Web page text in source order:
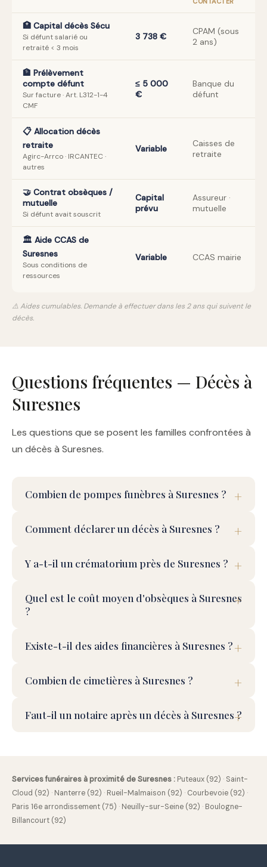
🏥 Capital décès Sécu
Si défunt salarié ou
retraité < 3 mois
3 738 €
CPAM (sous
2 ans)
🏦 Prélèvement
compte défunt
Sur facture · Art. L312-1-4
CMF
≤ 5 000
€
Banque du
défunt
📋 Allocation décès
retraite
Agirc-Arrco · IRCANTEC ·
autres
Variable
Caisses de
retraite
🤝 Contrat obsèques /
mutuelle
Si défunt avait souscrit
Capital
prévu
Assureur ·
mutuelle
🏛️ Aide CCAS de
Suresnes
Sous conditions de
ressources
Variable CCAS mairie
⚠️ Aides cumulables. Demande à effectuer dans les 2 ans qui suivent le
décès.
Questions fréquentes — Décès à
Suresnes
Les questions que se posent les familles confrontées à
un décès à Suresnes.
Combien de pompes funèbres à Suresnes ?
Comment déclarer un décès à Suresnes ?
Y a-t-il un crématorium près de Suresnes ?
Quel est le coût moyen d'obsèques à Suresnes
?
Existe-t-il des aides financières à Suresnes ?
Combien de cimetières à Suresnes ?
Faut-il un notaire après un décès à Suresnes ?
Services funéraires à proximité de Suresnes : Puteaux (92) · Saint-
Cloud (92) · Nanterre (92) · Rueil-Malmaison (92) · Courbevoie (92) ·
Paris 16e arrondissement (75) · Neuilly-sur-Seine (92) · Boulogne-
Billancourt (92)